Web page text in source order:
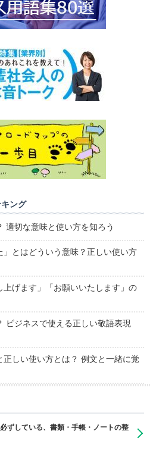
ング
適切な意味と使い方を知ろう
」とはどういう意味？正しい使い方
上げます」「お願いいたします」の
ビジネスで使える正しい敬語表現
正しい使い方とは？ 例文と一緒に覚
ずしている、書類・手帳・ノートの整